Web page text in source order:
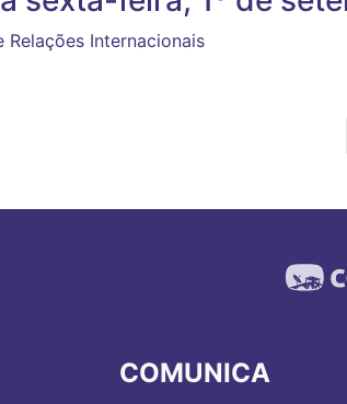
Internacionais
COMUNICA